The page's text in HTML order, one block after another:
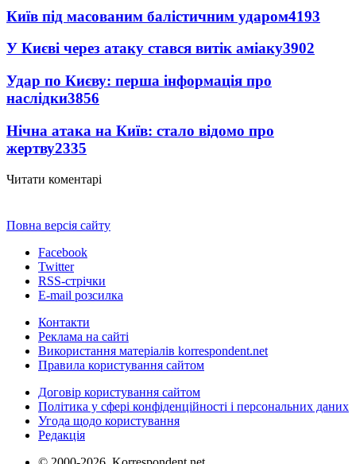
Київ під масованим балістичним ударом4193
У Києві через атаку стався витік аміаку3902
Удар по Києву: перша інформація про
наслідки3856
Нічна атака на Київ: стало відомо про
жертву2335
Читати коментарі
Повна версія сайту
Facebook
Twitter
RSS-стрічки
E-mail розсилка
Контакти
Реклама на сайті
Використання матеріалів korrespondent.net
Правила користування сайтом
Договір користування сайтом
Політика у сфері конфіденційності і персональних даних
Угода щодо користування
Редакція